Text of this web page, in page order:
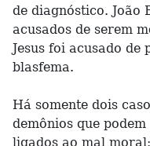
de diagnóstico. João
acusados de serem
Jesus foi acusado
blasfema.
Há somente dois
demônios que
ligados ao mal